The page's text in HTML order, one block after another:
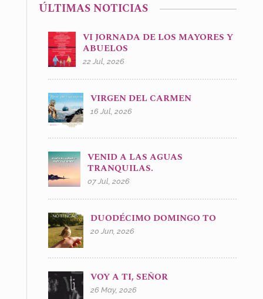
ÚLTIMAS NOTICIAS
VI JORNADA DE LOS MAYORES Y
ABUELOS
22 Jul, 2026
VIRGEN DEL CARMEN
16 Jul, 2026
VENID A LAS AGUAS
TRANQUILAS.
07 Jul, 2026
DUODÉCIMO DOMINGO TO
20 Jun, 2026
VOY A TI, SEÑOR
26 May, 2026